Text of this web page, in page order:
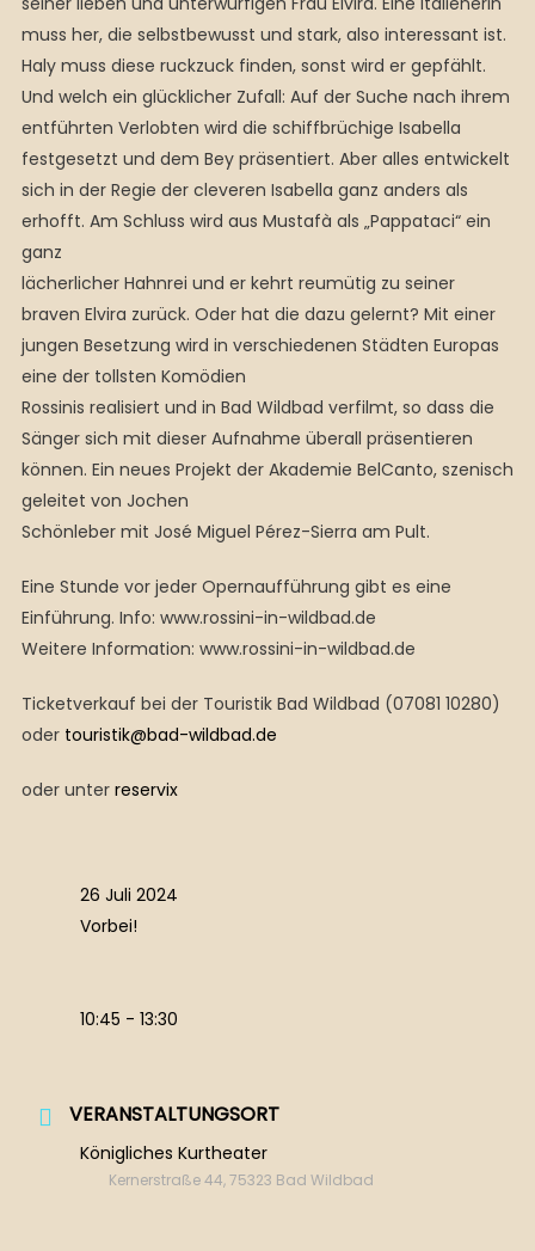
muss her, die selbstbewusst und stark, also interessant ist.
Haly muss diese ruckzuck finden, sonst wird er gepfählt.
Und welch ein glücklicher Zufall: Auf der Suche nach ihrem
entführten Verlobten wird die schiffbrüchige Isabella
festgesetzt und dem Bey präsentiert. Aber alles entwickelt
sich in der Regie der cleveren Isabella ganz anders als
erhofft. Am Schluss wird aus Mustafà als „Pappataci“ ein
ganz
lächerlicher Hahnrei und er kehrt reumütig zu seiner
braven Elvira zurück. Oder hat die dazu gelernt? Mit einer
jungen Besetzung wird in verschiedenen Städten Europas
eine der tollsten Komödien
Rossinis realisiert und in Bad Wildbad verfilmt, so dass die
Sänger sich mit dieser Aufnahme überall präsentieren
können. Ein neues Projekt der Akademie BelCanto, szenisch
geleitet von Jochen
Schönleber mit José Miguel Pérez-Sierra am Pult.
Eine Stunde vor jeder Opernaufführung gibt es eine
Einführung. Info: www.rossini-in-wildbad.de
Weitere Information: www.rossini-in-wildbad.de
Ticketverkauf bei der Touristik Bad Wildbad (07081 10280)
oder touristik@bad-wildbad.de
oder unter reservix
26 Juli 2024
Vorbei!
10:45 - 13:30
VERANSTALTUNGSORT
Königliches Kurtheater
Kernerstraße 44, 75323 Bad Wildbad